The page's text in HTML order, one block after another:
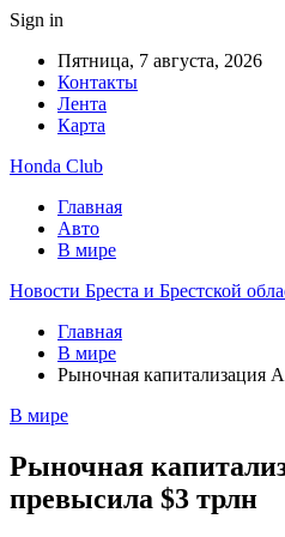
Sign in
Пятница, 7 августа, 2026
Контакты
Лента
Карта
Honda Club
Главная
Авто
В мире
Новости Бреста и Брестской
Главная
В мире
Рыночная капитализация
В мире
Рыночная
превысила $3 трлн